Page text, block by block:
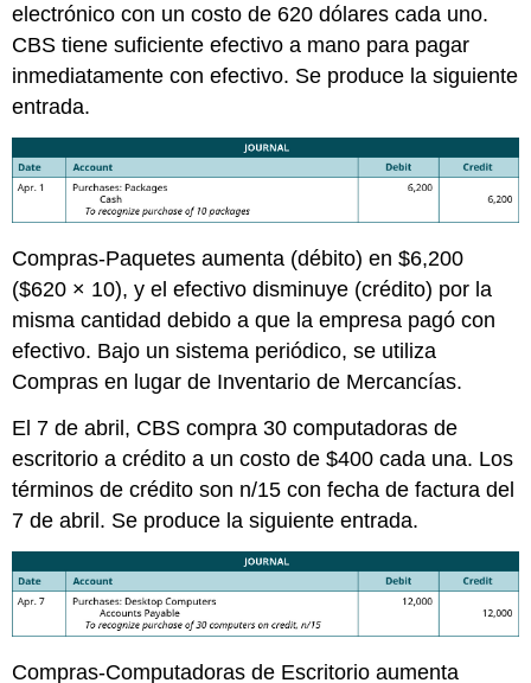
electrónico con un costo de 620 dólares cada uno.
CBS tiene suficiente efectivo a mano para pagar
inmediatamente con efectivo. Se produce la siguiente
entrada.
Compras-Paquetes aumenta (débito) en $6,200
($620 × 10), y el efectivo disminuye (crédito) por la
misma cantidad debido a que la empresa pagó con
efectivo. Bajo un sistema periódico, se utiliza
Compras en lugar de Inventario de Mercancías.
El 7 de abril, CBS compra 30 computadoras de
escritorio a crédito a un costo de $400 cada una. Los
términos de crédito son n/15 con fecha de factura del
7 de abril. Se produce la siguiente entrada.
Compras-Computadoras de Escritorio aumenta